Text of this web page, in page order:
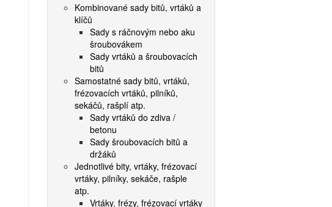
Kombinované sady bitů, vrtáků a
klíčů
Sady s ráčnovým nebo aku
šroubovákem
Sady vrtáků a šroubovacích
bitů
Samostatné sady bitů, vrtáků,
frézovacích vrtáků, pilníků,
sekáčů, rašplí atp.
Sady vrtáků do zdiva /
betonu
Sady šroubovacích bitů a
držáků
Jednotlivé bity, vrtáky, frézovací
vrtáky, pilníky, sekáče, rašple
atp.
Vrtáky. frézy, frézovací vrtáky